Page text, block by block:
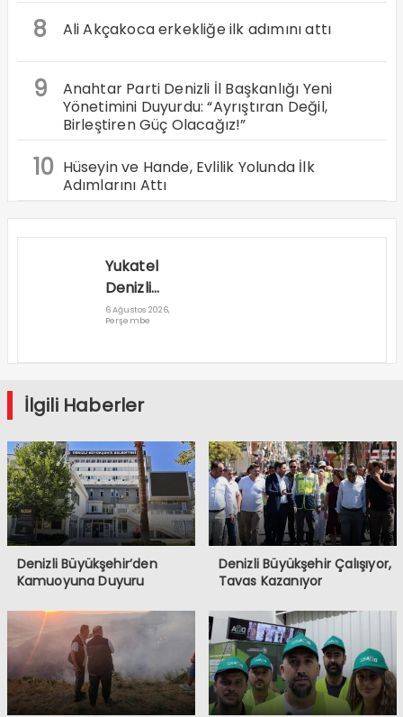
8 Ali Akçakoca erkekliğe ilk adımını attı
9
Anahtar Parti Denizli İl Başkanlığı Yeni
Yönetimini Duyurdu: “Ayrıştıran Değil,
Birleştiren Güç Olacağız!”
10 Hüseyin ve Hande, Evlilik Yolunda İlk
Adımlarını Attı
Yukatel
Denizli
Basket’in
Süper Lig
Başlıyor
6 Ağustos 2026,
Perşembe
İlgili Haberler
Denizli Büyükşehir’den
Kamuoyuna Duyuru
Denizli Büyükşehir Çalışıyor,
Tavas Kazanıyor